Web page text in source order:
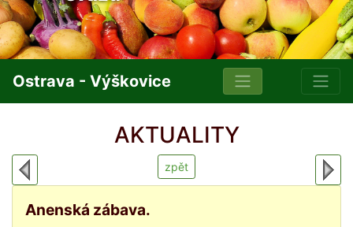
Ostrava - Výškovice
AKTUALITY
zpět
Anenská zábava.